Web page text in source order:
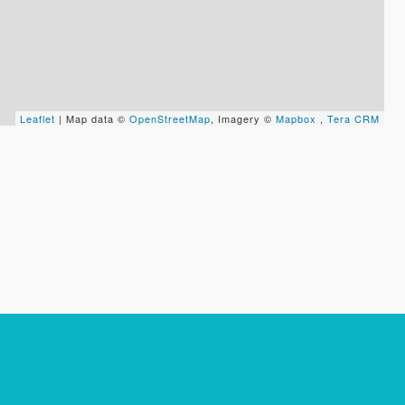
Leaflet | Map data © OpenStreetMap, Imagery © Mapbox , Tera CRM